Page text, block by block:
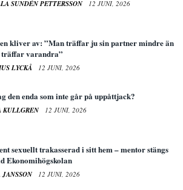
SUNDÉN PETTERSSON 12 JUNI, 2026
kliver av: ”Man träffar ju sin partner mindre än
träffar varandra”
LYCKÅ 12 JUNI, 2026
den enda som inte går på uppåttjack?
KULLGREN 12 JUNI, 2026
sexuellt trakasserad i sitt hem – mentor stängs
Ekonomihögskolan
JANSSON 12 JUNI, 2026